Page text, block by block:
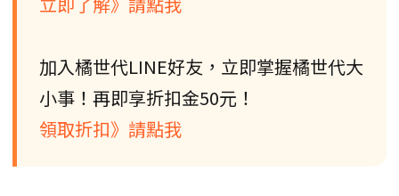
加入橘世代LINE好友，立即掌握橘世代大
小事！再即享折扣金50元！
領取折扣》請點我